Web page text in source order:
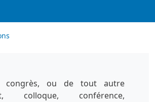
congrès, ou de tout autre
colloque, conférence,